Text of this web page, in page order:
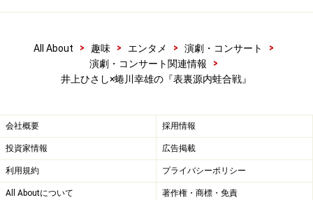
All About > 趣味 > エンタメ > 演劇・コンサート
>
演劇・コンサート関連情報
>
井上ひさし×蜷川幸雄の『表裏源内蛙合戦』
会社概要 採用情報
投資家情報 広告掲載
利用規約 プライバシーポリシー
All Aboutについて 著作権・商標・免責